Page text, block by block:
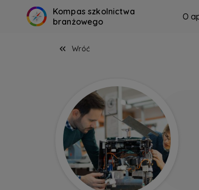
Kompas szkolnictwa
branżowego
O
Wróć